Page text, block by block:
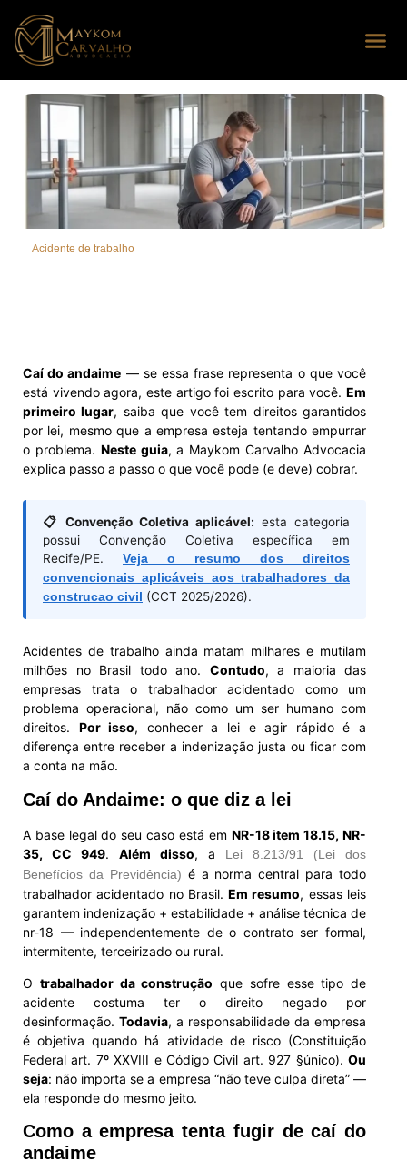
Acidente de trabalho
Caí do andaime — se essa frase representa o que você
está vivendo agora, este artigo foi escrito para você. Em
primeiro lugar, saiba que você tem direitos garantidos
por lei, mesmo que a empresa esteja tentando empurrar
o problema. Neste guia, a Maykom Carvalho Advocacia
explica passo a passo o que você pode (e deve) cobrar.
📋 Convenção Coletiva aplicável: esta categoria
possui Convenção Coletiva específica em
Recife/PE. Veja o resumo dos direitos
convencionais aplicáveis aos trabalhadores da
construcao civil (CCT 2025/2026).
Acidentes de trabalho ainda matam milhares e mutilam
milhões no Brasil todo ano. Contudo, a maioria das
empresas trata o trabalhador acidentado como um
problema operacional, não como um ser humano com
direitos. Por isso, conhecer a lei e agir rápido é a
diferença entre receber a indenização justa ou ficar com
a conta na mão.
Caí do Andaime: o que diz a lei
A base legal do seu caso está em NR-18 item 18.15, NR-
35, CC 949. Além disso, a Lei 8.213/91 (Lei dos
Benefícios da Previdência) é a norma central para todo
trabalhador acidentado no Brasil.Em resumo, essas leis
garantem indenização + estabilidade + análise técnica de
nr-18 — independentemente de o contrato ser formal,
intermitente, terceirizado ou rural.
O trabalhador da construção que sofre esse tipo de
acidente costuma ter o direito negado por
desinformação. Todavia, a responsabilidade da empresa
é objetiva quando há atividade de risco (Constituição
Federal art. 7º XXVIII e Código Civil art. 927 §único). Ou
seja: não importa se a empresa “não teve culpa direta” —
ela responde do mesmo jeito.
Como a empresa tenta fugir de caí do
andaime